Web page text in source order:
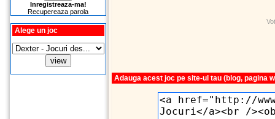
Inregistreaza-ma!
Recupereaza parola
Alege un joc
Adauga acest joc pe site-ul tau (blog, pagina